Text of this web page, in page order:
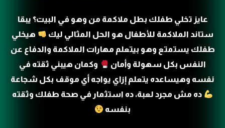
عايز تخلي طفلك بطل ملاكمة من وهو في البيت؟ يبقا
ستاند الملاكمة للأطفال هو الحل المثالي ليك
هيخلي
طفلك يستمتع وهو بيتعلم مهارات الملاكمة والدفاع عن
النفس بكل سهولة وأمان
وكمان هيبني ثقته في
نفسه وهيساعده يتعلم إزاي يواجه أي موقف بكل شجاعة
ده مش مجرد لعبة، ده استثمار في صحة طفلك وثقته
بنفسه